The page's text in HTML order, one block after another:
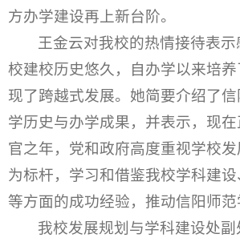
方办学建设再上新台阶。
王金云对我校的热情接待表
校建校历史悠久，自办学以来培
现了跨越式发展。她简要介绍了
学历史与办学成果，并表示，现在
官之年，党和政府高度重视学校
为标杆，学习和借鉴我校学科建
等方面的成功经验，推动信阳师范
我校发展规划与学科建设处